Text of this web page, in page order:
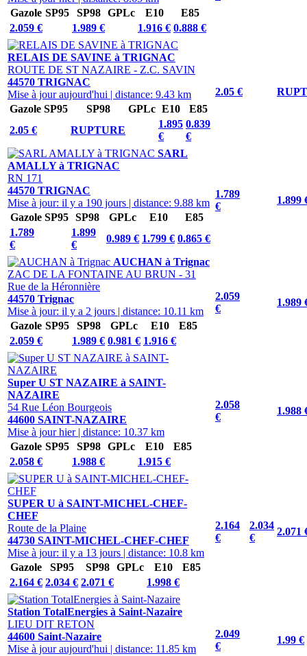
Gazole SP95 SP98 GPLc E10
E85
2.059 €
1.989 € 1.916 € 0.888 €
RELAIS DE SAVINE à TRIGNAC
ROUTE DE ST NAZAIRE - Z.C. SAVIN
44570 TRIGNAC
Mise à jour aujourd'hui | distance: 9.43 km
Gazole SP95 SP98 GPLc E10
E85
2.05 €
RUPTURE
1.895
€
0.839
€
2.05 €
SARL
AMALLY à TRIGNAC
RN 171
44570 TRIGNAC
Mise à jour: il y a 190 jours | distance: 9.88 km
Gazole SP95 SP98 GPLc E10
E85
1.789
€
1.899
€
0.989 € 1.799 € 0.865 €
1.789
€
1.899
AUCHAN à Trignac
ZAC DE LA FONTAINE AU BRUN - 31
Rue de la Héronnière
44570 Trignac
Mise à jour: il y a 2 jours | distance: 10.11 km
Gazole SP95 SP98 GPLc E10
E85
2.059 €
1.989 € 0.981 € 1.916 €
2.059
€
1.989
Super U ST NAZAIRE à SAINT-
NAZAIRE
54 Rue Léon Bourgeois
44600 SAINT-NAZAIRE
Mise à jour hier | distance: 10.37 km
Gazole SP95 SP98 GPLc E10
E85
2.058 €
1.988 € 1.915 €
2.058
€
1.988
SUPER U à SAINT-MICHEL-CHEF-
CHEF
Route de la Plaine
44730 SAINT-MICHEL-CHEF-CHEF
Mise à jour: il y a 13 jours | distance: 10.8 km
Gazole
SP95 SP98 GPLc E10
E85
2.164 € 2.034 € 2.071 € 1.998 €
2.164
€
2.034
€
2.071
Station TotalEnergies à Saint-Nazaire
LIEU DIT RETON
44600 Saint-Nazaire
Mise à jour aujourd'hui | distance: 11.85 km
2.049
€
1.99 €